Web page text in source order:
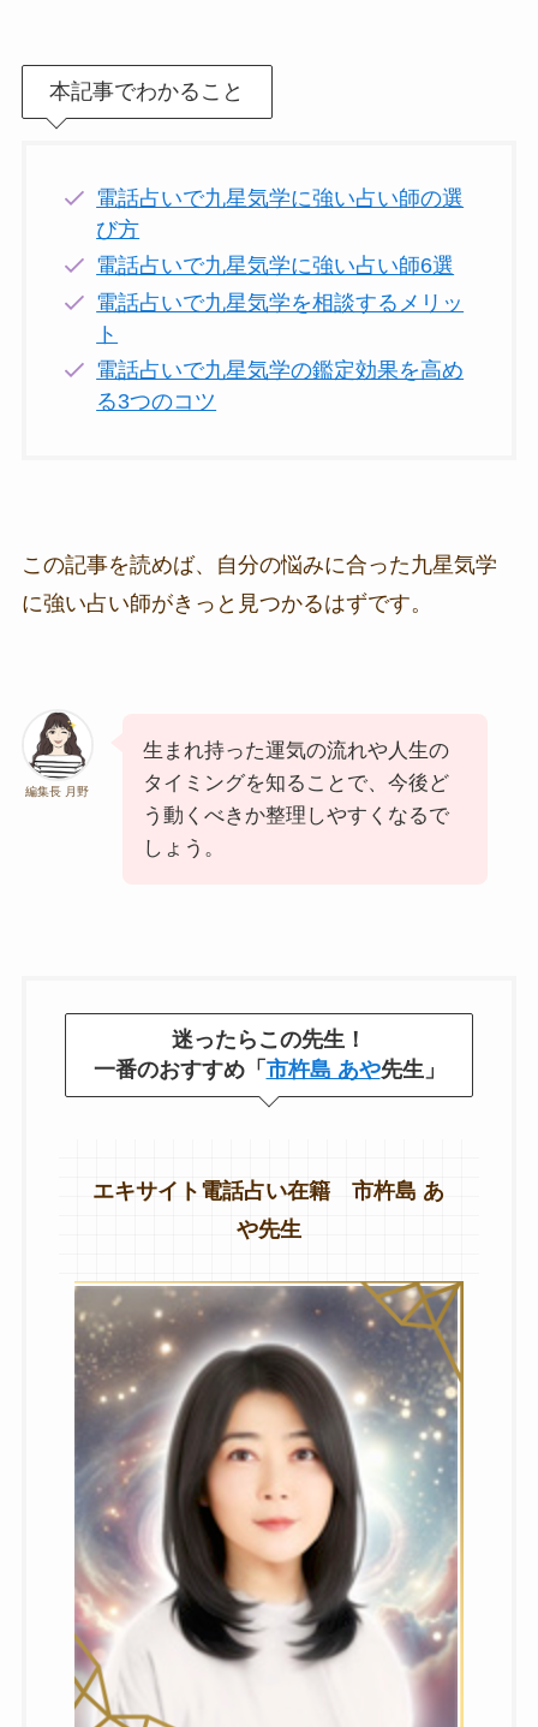
本記事でわかること
電話占いで九星気学に強い占い師の選
び方
電話占いで九星気学に強い占い師6選
電話占いで九星気学を相談するメリッ
ト
電話占いで九星気学の鑑定効果を高め
る3つのコツ
この記事を読めば、自分の悩みに合った九星気学
に強い占い師がきっと見つかるはずです。
編集長 月野
生まれ持った運気の流れや人生の
タイミングを知ることで、今後ど
う動くべきか整理しやすくなるで
しょう。
迷ったらこの先生！
一番のおすすめ「 市杵島 あや先生」
エキサイト電話占い在籍 市杵島 あ
や先生